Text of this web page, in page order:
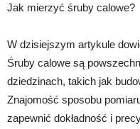
Jak mierzyć śruby calowe?
W dzisiejszym artykule
Śruby calowe są
dziedzinach, takich jak
Znajomość sposobu
zapewnić dokładność i